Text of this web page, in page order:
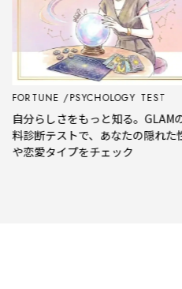
FORTUNE PSYCHOLOGY TEST
自分らしさをもっと知る。GLAMの無
料診断テストで、あなたの隠れた性格
や恋愛タイプをチェック